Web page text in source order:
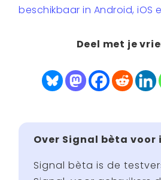
beschikbaar in Android, iOS
Deel met je
Over Signal bèta voor
Signal bèta is de